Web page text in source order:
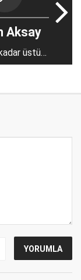
Aksay
üstün,
niçin